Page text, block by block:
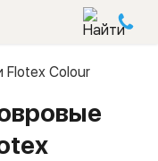
Flotex Colour